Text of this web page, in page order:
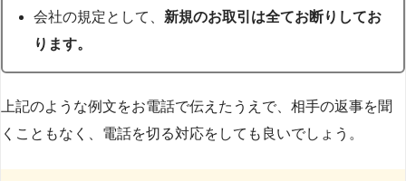
会社の規定として、 新規のお取引は全てお断りしてお
ります。
上記のような例文をお電話で伝えたうえで、相手の返事を聞
くこともなく、電話を切る対応をしても良いでしょう。